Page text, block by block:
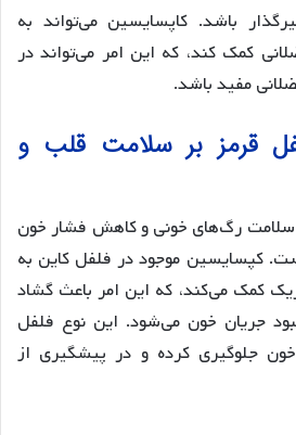
باشد. کاپسایسین می‌تواند به
کمک کند، که این امر می‌تواند در
مفید باشد.
قرمز بر سلامت قلب و
سلامت رگ‌های خونی و کاهش فشار خون
کپسایسین موجود در فلفل کاین به
کمک می‌کند، که این امر باعث گشاد
جریان خون می‌شود. این نوع فلفل
جلوگیری کرده و در پیشگیری از